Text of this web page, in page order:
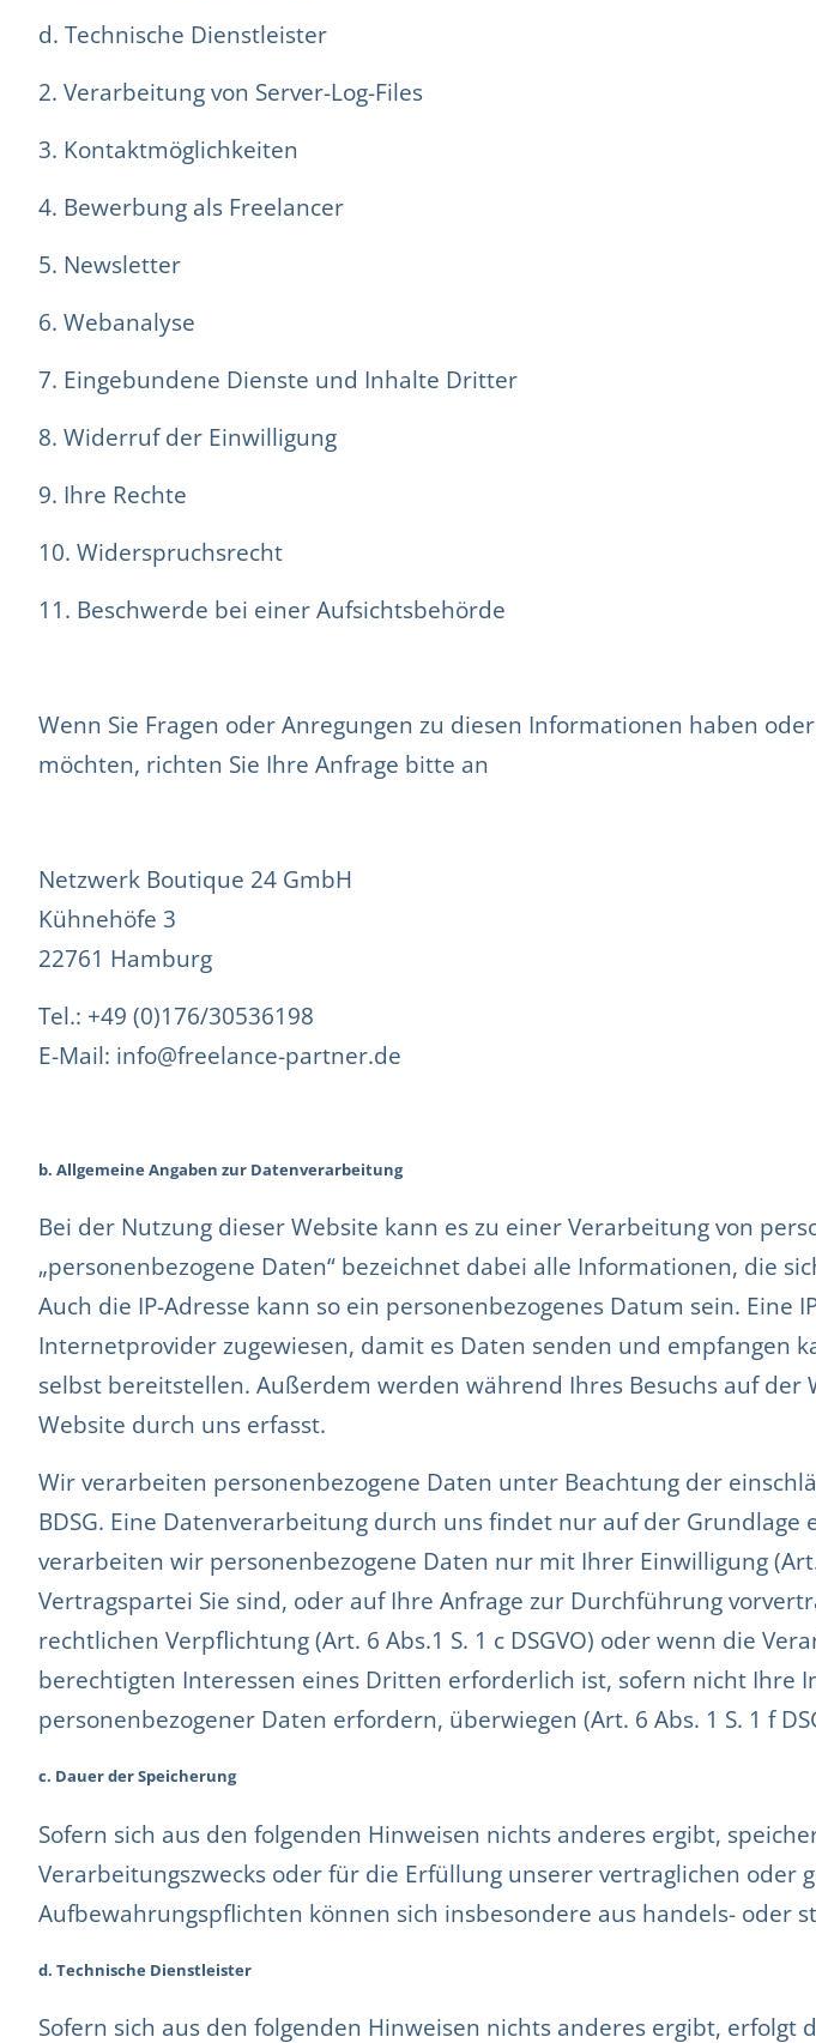
d. Technische Dienstleister
2. Verarbeitung von Server-Log-Files
3. Kontaktmöglichkeiten
4. Bewerbung als Freelancer
5. Newsletter
6. Webanalyse
7. Eingebundene Dienste und Inhalte Dritter
8. Widerruf der Einwilligung
9. Ihre Rechte
10. Widerspruchsrecht
11. Beschwerde bei einer Aufsichtsbehörde
Wenn Sie Fragen oder Anregungen zu diesen Informationen haben
möchten, richten Sie Ihre Anfrage bitte an
Netzwerk Boutique 24 GmbH
Kühnehöfe 3
22761 Hamburg
Tel.: +49 (0)176/30536198
E-Mail: info@freelance-partner.de
b. Allgemeine Angaben zur Datenverarbeitung
Bei der Nutzung dieser Website kann es zu einer Verarbeitung von
„personenbezogene Daten“ bezeichnet dabei alle Informationen, die
Auch die IP-Adresse kann so ein personenbezogenes Datum sein.
Internetprovider zugewiesen, damit es Daten senden und empfangen
selbst bereitstellen. Außerdem werden während Ihres Besuchs auf
Website durch uns erfasst.
Wir verarbeiten personenbezogene Daten unter Beachtung der
BDSG. Eine Datenverarbeitung durch uns findet nur auf der
verarbeiten wir personenbezogene Daten nur mit Ihrer Einwilligung
Vertragspartei Sie sind, oder auf Ihre Anfrage zur Durchführung
rechtlichen Verpflichtung (Art. 6 Abs.1 S. 1 c DSGVO) oder wenn die
berechtigten Interessen eines Dritten erforderlich ist, sofern nicht
personenbezogener Daten erfordern, überwiegen (Art. 6 Abs. 1 S. 1 f
c. Dauer der Speicherung
Sofern sich aus den folgenden Hinweisen nichts anderes ergibt,
Verarbeitungszwecks oder für die Erfüllung unserer vertraglichen oder
Aufbewahrungspflichten können sich insbesondere aus handels- oder
d. Technische Dienstleister
Sofern sich aus den folgenden Hinweisen nichts anderes ergibt,